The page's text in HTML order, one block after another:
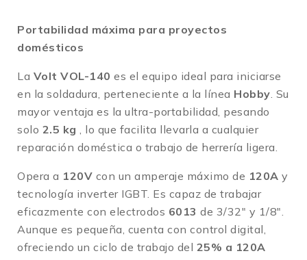
Portabilidad máxima para proyectos
domésticos
La Volt VOL-140 es el equipo ideal para iniciarse
en la soldadura, perteneciente a la línea Hobby. Su
mayor ventaja es la ultra-portabilidad, pesando
solo 2.5 kg , lo que facilita llevarla a cualquier
reparación doméstica o trabajo de herrería ligera.
Opera a 120V con un amperaje máximo de 120A y
tecnología inverter IGBT. Es capaz de trabajar
eficazmente con electrodos 6013 de 3/32″ y 1/8″.
Aunque es pequeña, cuenta con control digital,
ofreciendo un ciclo de trabajo del 25% a 120A